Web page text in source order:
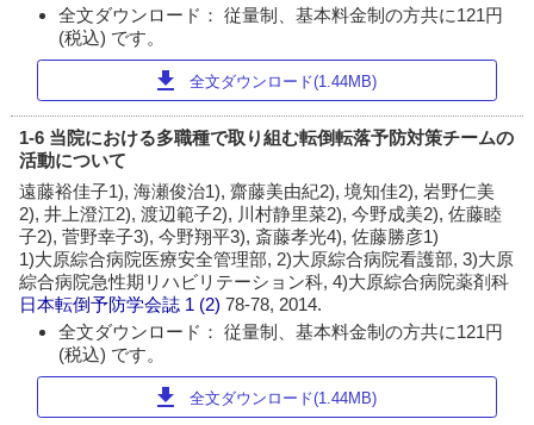
全文ダウンロード： 従量制、基本料金制の方共に121円
(税込) です。
download 全文ダウンロード(1.44MB)
1-6 当院における多職種で取り組む転倒転落予防対策チームの
活動について
遠藤裕佳子1), 海瀬俊治1), 齋藤美由紀2), 境知佳2), 岩野仁美
2), 井上澄江2), 渡辺範子2), 川村静里菜2), 今野成美2), 佐藤睦
子2), 菅野幸子3), 今野翔平3), 斎藤孝光4), 佐藤勝彦1)
1)大原綜合病院医療安全管理部, 2)大原綜合病院看護部, 3)大原
綜合病院急性期リハビリテーション科, 4)大原綜合病院薬剤科
日本転倒予防学会誌 1 (2)78-78, 2014.
全文ダウンロード： 従量制、基本料金制の方共に121円
(税込) です。
download 全文ダウンロード(1.44MB)